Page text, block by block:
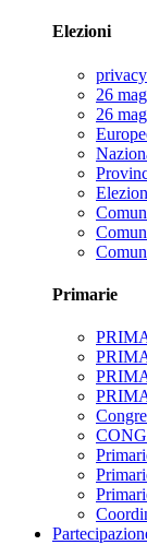
Elezioni
26
26
Primarie